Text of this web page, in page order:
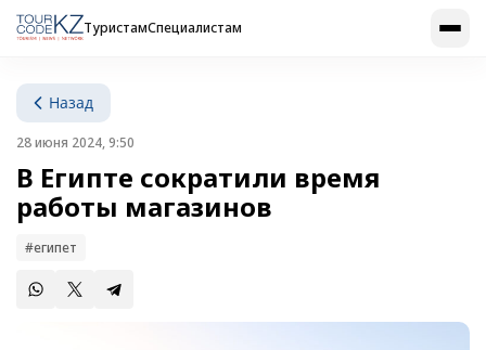
ТуристамСпециалистам
Назад
28 июня 2024, 9:50
В Египте сократили время
работы магазинов
#египет